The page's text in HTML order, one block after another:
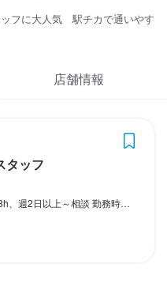
フに大人気 駅チカで通いやす
店舗情報
タッフ
生さん・主婦（夫）の方・フリーターの方、みなさん歓迎します！
働1h×週5日勤務＝月収12万
ーの方、みなさん歓迎しま